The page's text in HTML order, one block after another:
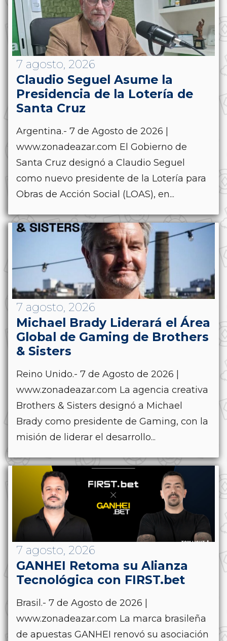
7 agosto, 2026
Claudio Seguel Asume la
Presidencia de la Lotería de
Santa Cruz
Argentina.- 7 de Agosto de 2026 |
www.zonadeazar.com El Gobierno de
Santa Cruz designó a Claudio Seguel
como nuevo presidente de la Lotería para
Obras de Acción Social (LOAS), en...
7 agosto, 2026
Michael Brady Liderará el Área
Global de Gaming de Brothers
& Sisters
Reino Unido.- 7 de Agosto de 2026 |
www.zonadeazar.com La agencia creativa
Brothers & Sisters designó a Michael
Brady como presidente de Gaming, con la
misión de liderar el desarrollo...
7 agosto, 2026
GANHEI Retoma su Alianza
Tecnológica con FIRST.bet
Brasil.- 7 de Agosto de 2026 |
www.zonadeazar.com La marca brasileña
de apuestas GANHEI renovó su asociación